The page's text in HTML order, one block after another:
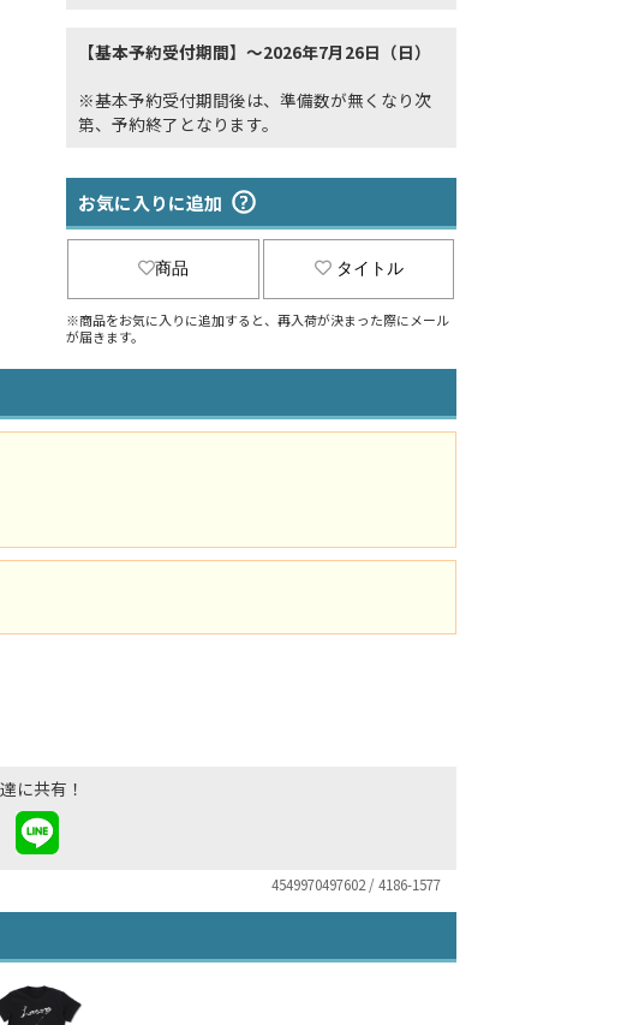
【基本予約受付期間】～2026年7月26日（日）
※基本予約受付期間後は、準備数が無くなり次
第、予約終了となります。
お気に入りに追加
商品 タイトル
※商品をお気に入りに追加すると、再入荷が決まった際にメール
が届きます。
に共有！
4549970497602 / 4186-1577